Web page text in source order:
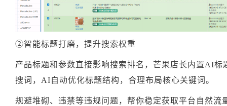
②智能标题打磨，提升搜索权重
产品标题和参数直接影响搜索排名，芒果店长内置AI标
搜词，AI自动优化标题结构，合理布局核心关键词。
规避堆砌、违禁等违规问题，帮你稳定获取平台自然流